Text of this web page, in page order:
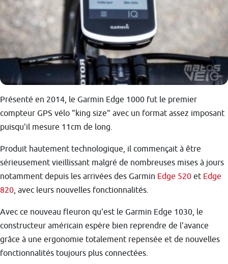
Présenté en 2014, le Garmin Edge 1000 fut le premier
compteur GPS vélo "king size" avec un format assez imposant
puisqu'il mesure 11cm de long.
Produit hautement technologique, il commençait à être
sérieusement vieillissant malgré de nombreuses mises à jours
notamment depuis les arrivées des Garmin Edge 520 et Edge
820, avec leurs nouvelles fonctionnalités.
Avec ce nouveau fleuron qu'est le Garmin Edge 1030, le
constructeur américain espère bien reprendre de l'avance
grâce à une ergonomie totalement repensée et de nouvelles
fonctionnalités toujours plus connectées.